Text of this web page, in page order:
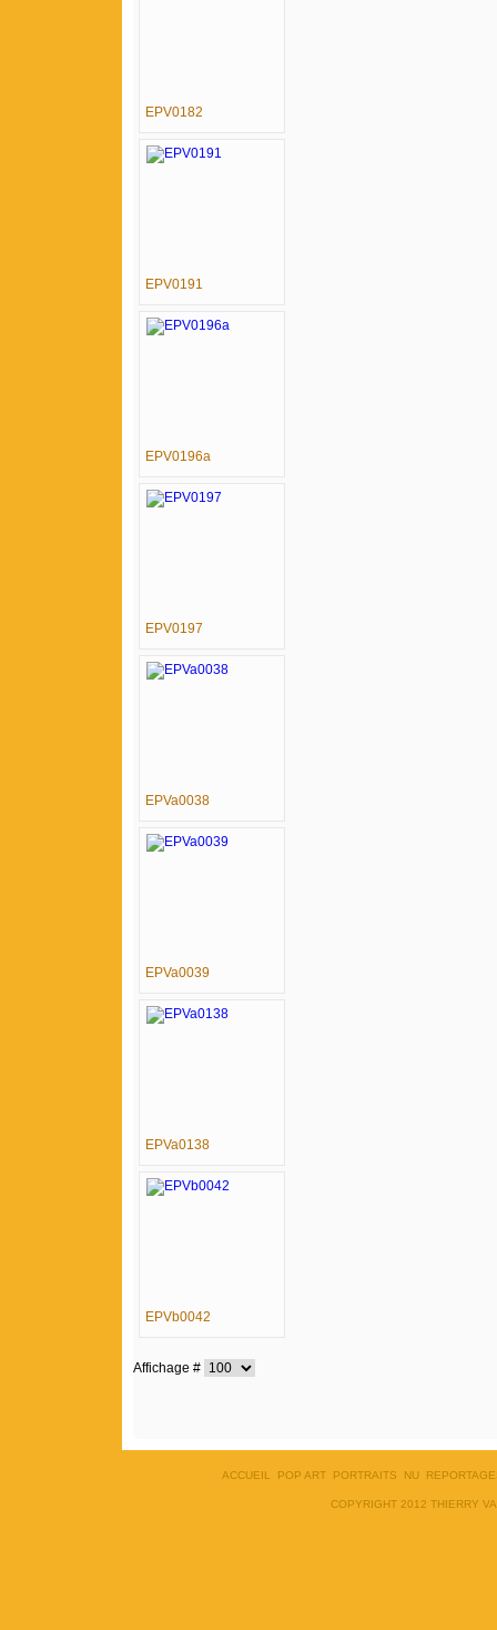
EPV0182
EPV0191
EPV0196a
EPV0197
EPVa0038
EPVa0039
EPVa0138
EPVb0042
Affichage #
ACCUEIL POP ART PORTRAITS NU
COPYRIGHT 2012 THIERRY